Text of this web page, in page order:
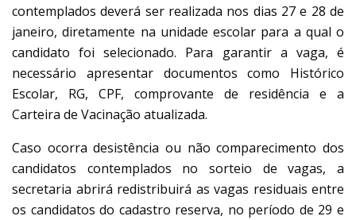
contemplados deverá ser realizada nos dias 27 e 28 de
janeiro, diretamente na unidade escolar para a qual o
candidato foi selecionado. Para garantir a vaga, é
necessário apresentar documentos como Histórico
Escolar, RG, CPF, comprovante de residência e a
Carteira de Vacinação atualizada.
Caso ocorra desistência ou não comparecimento dos
candidatos contemplados no sorteio de vagas, a
secretaria abrirá redistribuirá as vagas residuais entre
os candidatos do cadastro reserva, no período de 29 e